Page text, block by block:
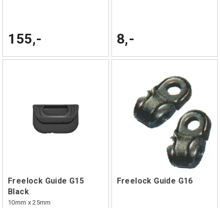
155,- 8,-
Freelock Guide G15
Black
10mm x 25mm
Freelock Guide G16